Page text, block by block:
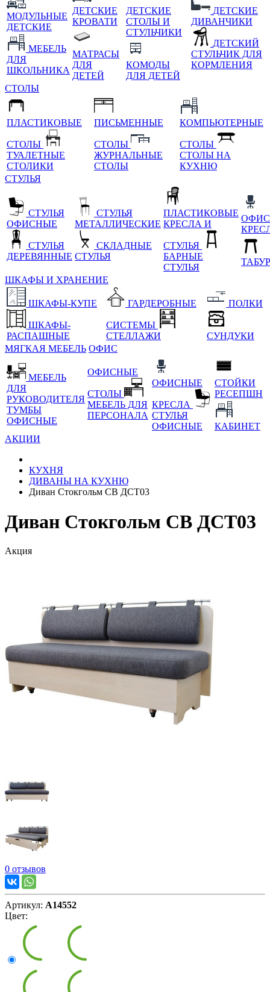
МОДУЛЬНЫЕ
ДЕТСКИЕ
МЕБЕЛЬ
ДЛЯ
ШКОЛЬНИКА
ДЕТСКИЕ
КРОВАТИ
МАТРАСЫ
ДЛЯ
ДЕТЕЙ
ДЕТСКИЕ
СТОЛЫ И
СТУЛЬЧИКИ
КОМОДЫ
ДЛЯ ДЕТЕЙ
ДЕТСКИЕ
ДИВАНЧИКИ
ДЕТСКИЙ
СТУЛЬЧИК ДЛЯ
КОРМЛЕНИЯ
СТОЛЫ
ПЛАСТИКОВЫЕ
СТОЛЫ
ТУАЛЕТНЫЕ
СТОЛИКИ
ПИСЬМЕННЫЕ
СТОЛЫ
ЖУРНАЛЬНЫЕ
СТОЛЫ
КОМПЬЮТЕРНЫЕ
СТОЛЫ
СТОЛЫ НА
КУХНЮ
СТУЛЬЯ
СТУЛЬЯ
ОФИСНЫЕ
СТУЛЬЯ
ДЕРЕВЯННЫЕ
СТУЛЬЯ
МЕТАЛЛИЧЕСКИЕ
СКЛАДНЫЕ
СТУЛЬЯ
ПЛАСТИКОВЫЕ
КРЕСЛА И
СТУЛЬЯ
БАРНЫЕ
СТУЛЬЯ
ШКАФЫ И ХРАНЕНИЕ
ШКАФЫ-КУПЕ
ШКАФЫ-
РАСПАШНЫЕ
ГАРДЕРОБНЫЕ
СИСТЕМЫ
СТЕЛЛАЖИ
ПОЛКИ
СУНДУКИ
МЯГКАЯ МЕБЕЛЬ ОФИС
МЕБЕЛЬ
ДЛЯ
РУКОВОДИТЕЛЯ
ТУМБЫ
ОФИСНЫЕ
ОФИСНЫЕ
СТОЛЫ
МЕБЕЛЬ ДЛЯ
ПЕРСОНАЛА
ОФИСНЫЕ
КРЕСЛА
СТУЛЬЯ
ОФИСНЫЕ
СТОЙКИ
РЕСЕПШН
КАБИНЕТ
АКЦИИ
КУХНЯ
ДИВАНЫ НА КУХНЮ
Диван Стокгольм СВ ДСТ03
Диван Стокгольм СВ ДСТ03
Акция
0 отзывов
Артикул: А14552
Цвет: